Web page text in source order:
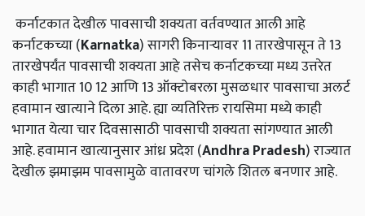
कर्नाटकात देखील पावसाची शक्यता वर्तवण्यात आली आहे
कर्नाटकच्या (Karnatka) सागरी किनाऱ्यावर 11 तारखेपासून ते 13
तारखेपर्यंत पावसाची शक्यता आहे तसेच कर्नाटकच्या मध्य उत्तरेत
काही भागात 10 12 आणि 13 ऑक्टोबरला मुसळधार पावसाचा अलर्ट
हवामान खात्याने दिला आहे. ह्या व्यतिरिक्त रायसिमा मध्ये काही
भागात येत्या चार दिवसासाठी पावसाची शक्यता सांगण्यात आली
आहे. हवामान खात्यानुसार आंध्र प्रदेश (AndhraPradesh) राज्यात
देखील झमाझम पावसामुळे वातावरण चांगले शितल बनणार आहे.